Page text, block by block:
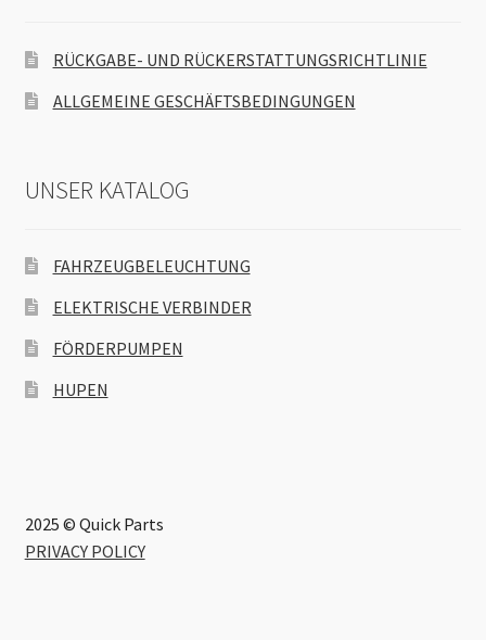
RÜCKGABE- UND RÜCKERSTATTUNGSRICHTLINIE
ALLGEMEINE GESCHÄFTSBEDINGUNGEN
UNSER KATALOG
FAHRZEUGBELEUCHTUNG
ELEKTRISCHE VERBINDER
FÖRDERPUMPEN
HUPEN
2025 © Quick Parts
PRIVACY POLICY